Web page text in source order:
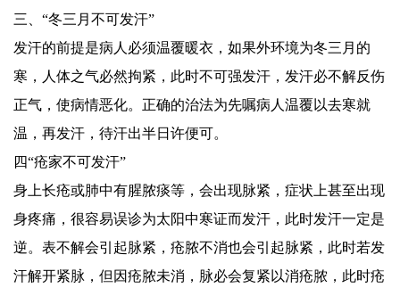
三、“冬三月不可发汗”
发汗的前提是病人必须温覆暖衣，如果外环境为冬三月的
寒，人体之气必然拘紧，此时不可强发汗，发汗必不解反伤
正气，使病情恶化。正确的治法为先嘱病人温覆以去寒就
温，再发汗，待汗出半日许便可。
四“疮家不可发汗”
身上长疮或肺中有腥脓痰等，会出现脉紧，症状上甚至出现
身疼痛，很容易误诊为太阳中寒证而发汗，此时发汗一定是
逆。表不解会引起脉紧，疮脓不消也会引起脉紧，此时若发
汗解开紧脉，但因疮脓未消，脉必会复紧以消疮脓，此时疮